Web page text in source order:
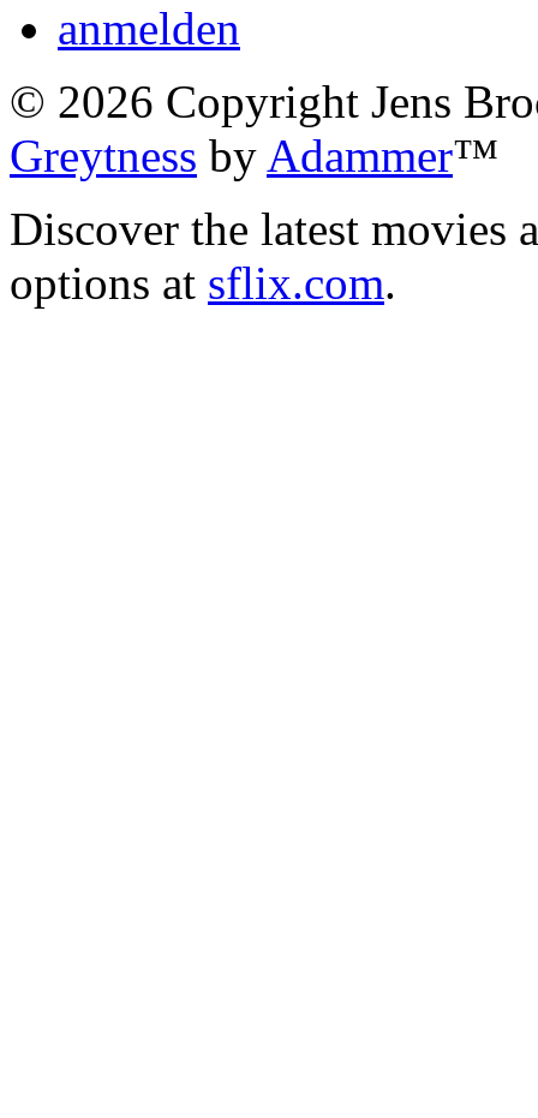
anmelden
© 2026 Copyright Jens
Greytness by Adammer™
Discover the latest movies
options at sflix.com.